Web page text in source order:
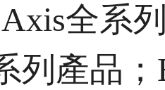
全系
列產品